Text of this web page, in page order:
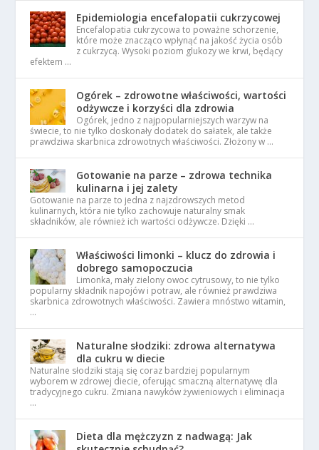
Epidemiologia encefalopatii cukrzycowej
Encefalopatia cukrzycowa to poważne schorzenie,
które może znacząco wpłynąć na jakość życia osób
z cukrzycą. Wysoki poziom glukozy we krwi, będący
efektem …
Ogórek – zdrowotne właściwości, wartości
odżywcze i korzyści dla zdrowia
Ogórek, jedno z najpopularniejszych warzyw na
świecie, to nie tylko doskonały dodatek do sałatek, ale także
prawdziwa skarbnica zdrowotnych właściwości. Złożony w …
Gotowanie na parze – zdrowa technika
kulinarna i jej zalety
Gotowanie na parze to jedna z najzdrowszych metod
kulinarnych, która nie tylko zachowuje naturalny smak
składników, ale również ich wartości odżywcze. Dzięki …
Właściwości limonki – klucz do zdrowia i
dobrego samopoczucia
Limonka, mały zielony owoc cytrusowy, to nie tylko
popularny składnik napojów i potraw, ale również prawdziwa
skarbnica zdrowotnych właściwości. Zawiera mnóstwo witamin,
…
Naturalne słodziki: zdrowa alternatywa
dla cukru w diecie
Naturalne słodziki stają się coraz bardziej popularnym
wyborem w zdrowej diecie, oferując smaczną alternatywę dla
tradycyjnego cukru. Zmiana nawyków żywieniowych i eliminacja
…
Dieta dla mężczyzn z nadwagą: Jak